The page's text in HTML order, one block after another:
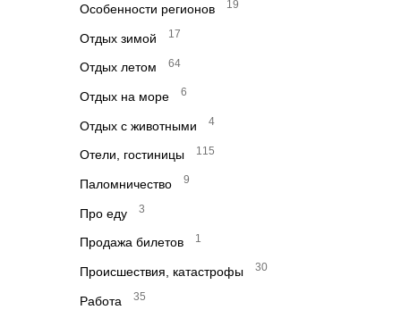
Особенности регионов 19
Отдых зимой 17
Отдых летом 64
Отдых на море 6
Отдых с животными 4
Отели, гостиницы 115
Паломничество 9
Про еду 3
Продажа билетов 1
Происшествия, катастрофы 30
Работа 35